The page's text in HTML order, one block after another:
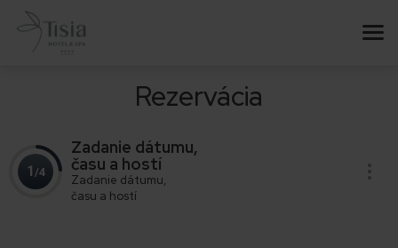
Rezervácia
1 /4
Zadanie dátumu,
času a hostí
Zadanie dátumu,
času a hostí